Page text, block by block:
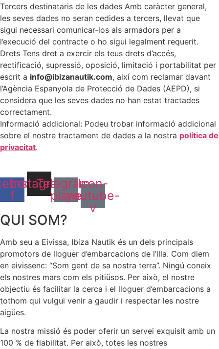
Tercers destinataris de les dades Amb caràcter general,
les seves dades no seran cedides a tercers, llevat que
sigui necessari comunicar-los als armadors per a
l’execució del contracte o ho sigui legalment requerit.
Drets Tens dret a exercir els teus drets d’accés,
rectificació, supressió, oposició, limitació i portabilitat per
escrit a info@ibizanautik.com, així com reclamar davant
l’Agència Espanyola de Protecció de Dades (AEPD), si
considera que les seves dades no han estat tractades
correctament.
Informació addicional: Podeu trobar informació addicional
sobre el nostre tractament de dades a la nostra política de
privacitat.
f
Instagram
Telegram-
plane
Icon-
youtube-
v
QUI SOM?
Amb seu a Eivissa, Ibiza Nautik és un dels principals
promotors de lloguer d’embarcacions de l’illa. Com diem
en eivissenc: “Som gent de sa nostra terra”. Ningú coneix
els nostres mars com els pitiüsos. Per això, el nostre
objectiu és facilitar la cerca i el lloguer d’embarcacions a
tothom qui vulgui venir a gaudir i respectar les nostre
aigües.
La nostra missió és poder oferir un servei exquisit amb un
100 % de fiabilitat. Per això, totes les nostres